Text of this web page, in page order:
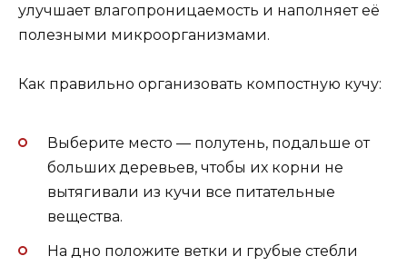
улучшает влагопроницаемость и наполняет её
полезными микроорганизмами.
Как правильно организовать компостную кучу:
Выберите место — полутень, подальше от
больших деревьев, чтобы их корни не
вытягивали из кучи все питательные
вещества.
На дно положите ветки и грубые стебли